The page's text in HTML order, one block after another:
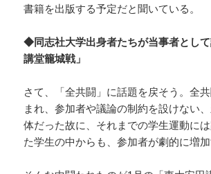
書籍を出版する予定だと聞いている。
◆同志社大学出身者たちが当事者とし
講堂籠城戦」
さて、「全共闘」に話題を戻そう。全
まれ、参加者や議論の制約を設けない
体だった故に、それまでの学生運動に
た学生の中からも、参加者が劇的に増加